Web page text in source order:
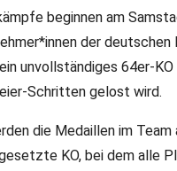
beginnen am
der
ein unvollständiges 64er-
Schritten gelost wird.
die Medaillen im
KO, bei dem alle